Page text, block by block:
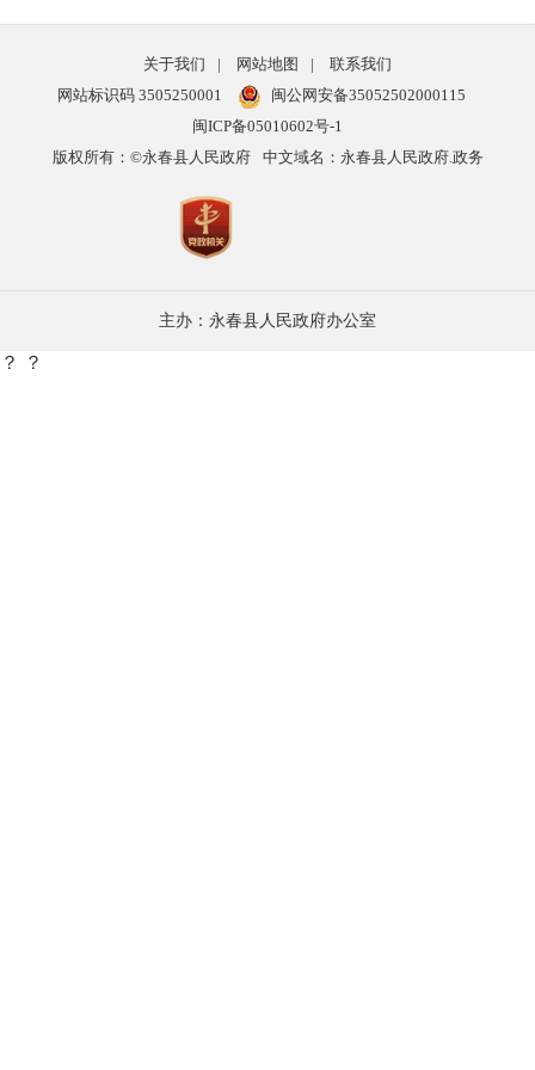
关于我们 | 网站地图 |
联系我们
网站标识码 3505250001
闽公网安备35052502000115
闽ICP备05010602号-1
版权所有：©永春县人民政府
中文域名：永春县人民政府.政务
主办：永春县人民政府办公室
？ ？